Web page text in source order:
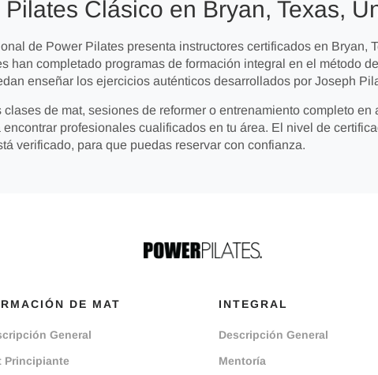
Clásico en Bryan, Texas,
de Power Pilates presenta instructores certificados en Bryan,
han completado programas de formación integral en el método
enseñar los ejercicios auténticos desarrollados por Joseph
de mat, sesiones de reformer o entrenamiento completo en
profesionales cualificados en tu área. El nivel de
verificado, para que puedas reservar con confianza.
DE MAT
General
Principiante
INTEGRAL
Descripción General
Mentoría